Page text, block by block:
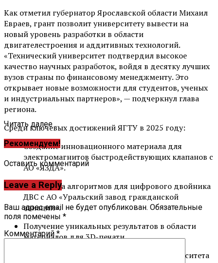
Как отметил губернатор Ярославской области Михаил
Евраев, грант позволит университету вывести на
новый уровень разработки в области
двигателестроения и аддитивных технологий.
«Технический университет подтвердил высокое
качество научных разработок, войдя в десятку лучших
вузов страны по финансовому менеджменту. Это
открывает новые возможности для студентов, ученых
и индустриальных партнеров», — подчеркнул глава
региона.
Среди ключевых достижений ЯГТУ в 2025 году:
Создание инновационного материала для
электромагнитов быстродействующих клапанов с
АО «ЯЗДА».
Разработка алгоритмов для цифрового двойника
ДВС с АО «Уральский завод гражданской
авиации».
Получение уникальных результатов в области
материалов для 3D-печати.
Объем научно-исследовательских работ университета
Читать далее ...
Рекомендуем!
Оставить комментарий
Leave a Reply
Ваш адрес email не будет опубликован. Обязательные
поля помечены *
Комментарий*